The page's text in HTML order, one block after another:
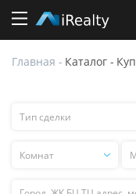
Главная - Каталог -
Тип
Тип сделки
Комнат